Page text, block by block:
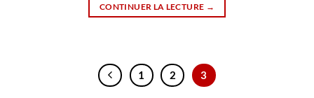
CONTINUER LA LECTURE →
1 2 3